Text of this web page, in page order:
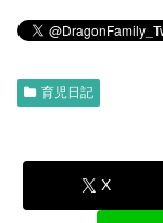
育児日記
X